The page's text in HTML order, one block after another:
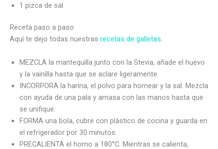
1 pizca de sal
Receta paso a paso
Aquí te dejo todas nuestras recetas de galletas.
MEZCLA la mantequilla junto con la Stevia, añade el huevo
y la vainilla hasta que se aclare ligeramente.
INCORPORA la harina, el polvo para hornear y la sal. Mezcla
con ayuda de una pala y amasa con las manos hasta que
se unifique.
FORMA una bola, cubre con plástico de cocina y guarda en
el refrigerador por 30 minutos.
PRECALIENTA el horno a 180°C. Mientras se calienta,